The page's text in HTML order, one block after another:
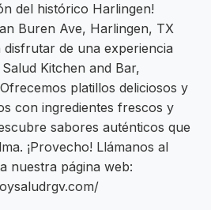
del histórico Harlingen!
Buren Ave, Harlingen, TX
de una experiencia
Kitchen and Bar,
platillos deliciosos y
con ingredientes frescos y
sabores auténticos que
¡Provecho! Llámanos al
nuestra página web: